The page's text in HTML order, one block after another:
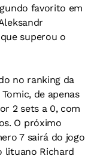
favorito em
superou o
no ranking da
de apenas
2 sets a 0, com
O próximo
7 sairá do jogo
lituano Richard